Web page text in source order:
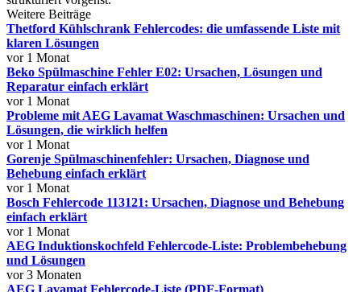
Weitere Beiträge
Thetford Kühlschrank Fehlercodes: die umfassende Liste mit
klaren Lösungen
vor 1 Monat
Beko Spülmaschine Fehler E02: Ursachen, Lösungen und
Reparatur einfach erklärt
vor 1 Monat
Probleme mit AEG Lavamat Waschmaschinen: Ursachen und
Lösungen, die wirklich helfen
vor 1 Monat
Gorenje Spülmaschinenfehler: Ursachen, Diagnose und
Behebung einfach erklärt
vor 1 Monat
Bosch Fehlercode 113121: Ursachen, Diagnose und Behebung
einfach erklärt
vor 1 Monat
AEG Induktionskochfeld Fehlercode-Liste: Problembehebung
und Lösungen
vor 3 Monaten
AEG Lavamat Fehlercode-Liste (PDF-Format)